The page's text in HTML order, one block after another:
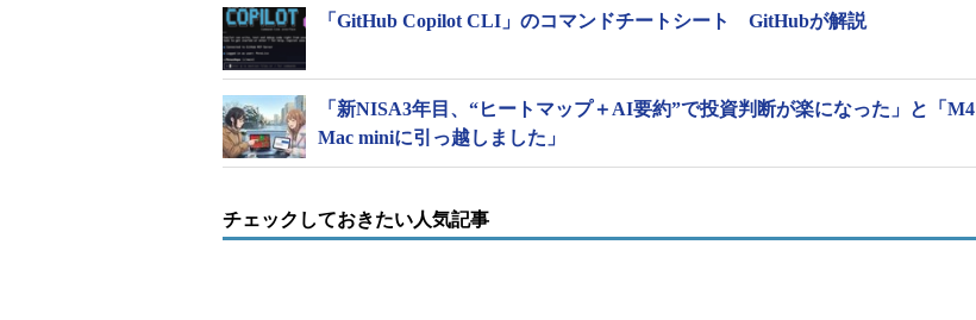
「GitHub Copilot CLI」のコマンドチートシート GitHubが解説
「新NISA3年目、“ヒートマップ＋AI要約”で投資判断が楽になった」と「M4
Mac miniに引っ越しました」
チェックしておきたい人気記事